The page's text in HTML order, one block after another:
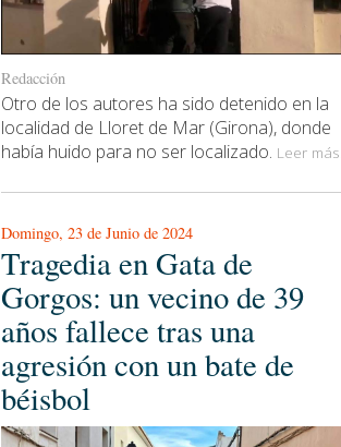
Redacción
Otro de los autores ha sido detenido en la
localidad de Lloret de Mar (Girona), donde
había huido para no ser localizado. Leer más...
Domingo, 23 de Junio de 2024
Tragedia en Gata de
Gorgos: un vecino de 39
años fallece tras una
agresión con un bate de
béisbol